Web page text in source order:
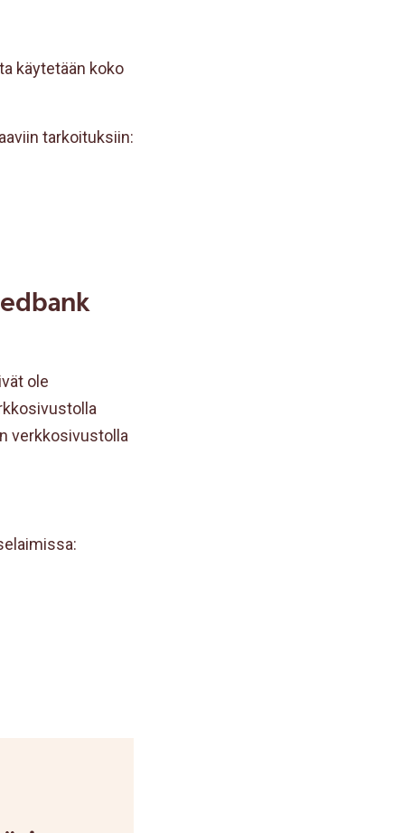
käytetään koko
tarkoituksiin:
ole
verkkosivustolla